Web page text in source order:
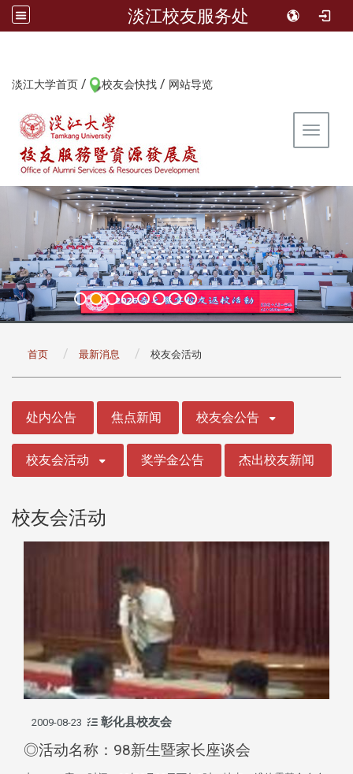
淡江校友服务处
淡江大学首页 / 校友会快找 / 网站导览
Toggle
首页 最新消息 校友会活动
处内公告 焦点新闻 校友会公告
校友会活动 奖学金公告 杰出校友新闻
校友会活动
2009-08-23 彰化县校友会
◎活动名称：98新生暨家长座谈会